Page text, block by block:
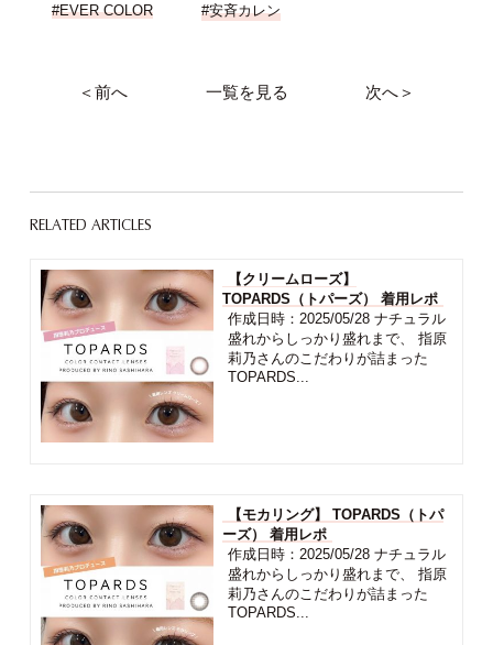
#EVER COLOR #安斉カレン
＜前へ 一覧を見る 次へ＞
RELATED ARTICLES
【クリームローズ】
TOPARDS（トパーズ） 着用レポ
作成日時：2025/05/28 ナチュラル
盛れからしっかり盛れまで、 指原
莉乃さんのこだわりが詰まった
TOPARDS...
【モカリング】 TOPARDS（トパ
ーズ） 着用レポ
作成日時：2025/05/28 ナチュラル
盛れからしっかり盛れまで、 指原
莉乃さんのこだわりが詰まった
TOPARDS...